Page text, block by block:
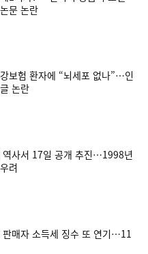
문 논란
보험 환자에 “뇌세포 없나”…인
논란
역사서 17일 공개 추진…1998년
려
판매자 소득세 징수 또 연기…11